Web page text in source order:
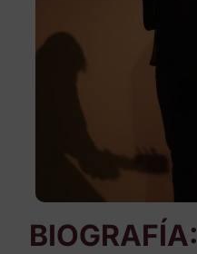
BIOGRAFÍA: